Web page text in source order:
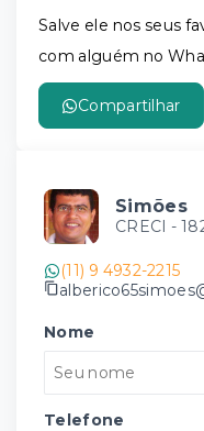
Salve ele nos seus
com alguém no
Compartilhar
Simões
CRECI -
(11) 9 4932-2215
Nome
Telefone